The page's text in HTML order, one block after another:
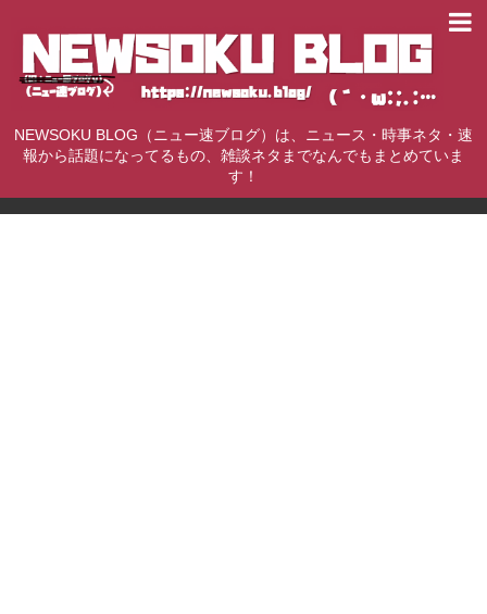
NEWSOKU BLOG（ニュー速ブログ）は、ニュース・時事ネタ・速
報から話題になってるもの、雑談ネタまでなんでもまとめていま
す！